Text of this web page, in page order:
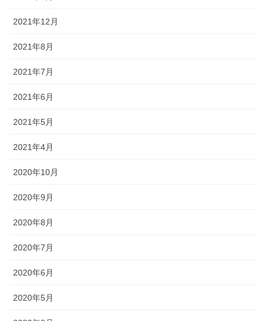
2021年12月
2021年8月
2021年7月
2021年6月
2021年5月
2021年4月
2020年10月
2020年9月
2020年8月
2020年7月
2020年6月
2020年5月